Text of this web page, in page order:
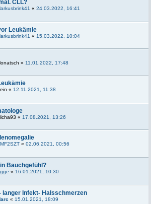
CLL?
« 24.03.2022, 16:41
Leukämie
« 15.03.2022, 10:04
« 11.01.2022, 17:48
« 12.11.2021, 11:38
« 17.08.2021, 13:26
« 02.06.2021, 00:56
Bauchgefühl?
« 16.01.2021, 10:30
langer Infekt- Halsschmerzen
« 15.01.2021, 18:09